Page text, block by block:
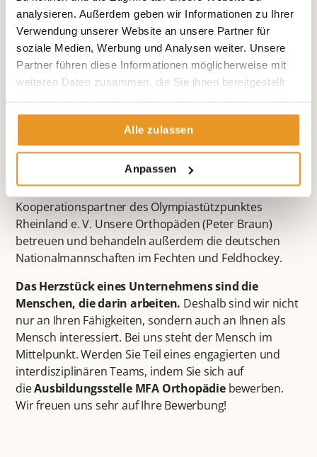
analysieren. Außerdem geben wir Informationen zu Ihrer
Verwendung unserer Website an unsere Partner für
soziale Medien, Werbung und Analysen weiter. Unsere
Partner führen diese Informationen möglicherweise mit
weiteren Daten zusammen, die Sie ihnen bereitgestellt
gesammelt haben.
Alle zulassen
Anpassen
Das erfahrene Team der Orthopädie umPeter
Braun,Dr. med. Markus KlingenbergundDr. med.
behandelt alle Erkrankungen des
Bewegungsapparates. Dazu gehören angeborene und
erworbene Gelenk- und Extremitätenfehlstellungen,
degenerative Gelenkerkrankungen (Arthrose) sowie
Sportverletzungen bei Kindern und Erwachsenen.
Die Gemeinschaftspraxis an der Beta Klinik ist
Kooperationspartner des Olympiastützpunktes
Rheinland e. V. Unsere Orthopäden (Peter Braun)
betreuen und behandeln außerdem die deutschen
Nationalmannschaften im Fechten und Feldhockey.
Das Herzstück eines Unternehmens sind die
Menschen, die darin arbeiten. Deshalb sind wir nicht
nur an Ihren Fähigkeiten, sondern auch an Ihnen als
Mensch interessiert. Bei uns steht der Mensch im
Mittelpunkt. Werden Sie Teil eines engagierten und
interdisziplinären Teams, indem Sie sich auf
dieAusbildungsstelle MFA Orthopädiebewerben.
Wir freuen uns sehr auf Ihre Bewerbung!